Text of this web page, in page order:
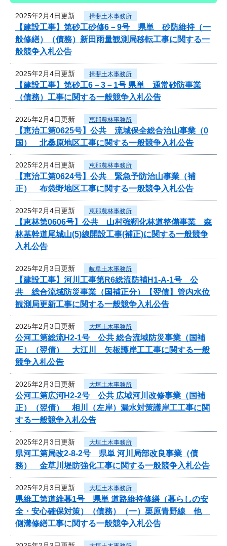
2025年2月4日更新 揖斐土木事務所
【建設工事】第砂工砂修6－9号 県単 砂防維持（一
般修繕）（債務）新田雨量観測局移転工事に関する一
般競争入札公告
2025年2月4日更新 揖斐土木事務所
【建設工事】第砂工6－3－1号 県単 通常砂防事業
（債務）工事に関する一般競争入札公告
2025年2月4日更新 恵那農林事務所
【恵治工第0625号】公共 流域保全総合治山事業（0
国） 北桑原地区工事に関する一般競争入札公告
2025年2月4日更新 恵那農林事務所
【恵治工第0624号】公共 緊急予防治山事業（補
正） 布袋野地区工事に関する一般競争入札公告
2025年2月4日更新 恵那農林事務所
【恵林第0606号】公共 山村強靭化林道整備事業 森
林基幹道尾城山(5)線開設工事(補正)に関する一般競争
入札公告
2025年2月3日更新 岐阜土木事務所
【建設工事】河川工事第R6総流防補H1-A-1号 公
共 総合流域防災事業（国補正分）【翌債】管内水位
観測局更新工事に関する一般競争入札公告
2025年2月3日更新 大垣土木事務所
公河工第総流H2-1号 公共 総合流域防災事業（国補
正）（翌債） 大江川 矢板護岸工工事に関する一般
競争入札公告
2025年2月3日更新 大垣土木事務所
公河工第広河H2-2号 公共 広域河川改修事業（国補
正）（翌債） 相川（左岸）漏水対策護岸工工事に関
する一般競争入札公告
2025年2月3日更新 大垣土木事務所
県河工第局改2-8-2号 県単 河川局部改良事業（債
務） 金草川堤防強化工事に関する一般競争入札公告
2025年2月3日更新 大垣土木事務所
県維工第道維暮1号 県単 道路維持修繕（暮らしの安
全・安心確保対策）（債務）（一）栗原青野線 他
側溝修繕工事に関する一般競争入札公告